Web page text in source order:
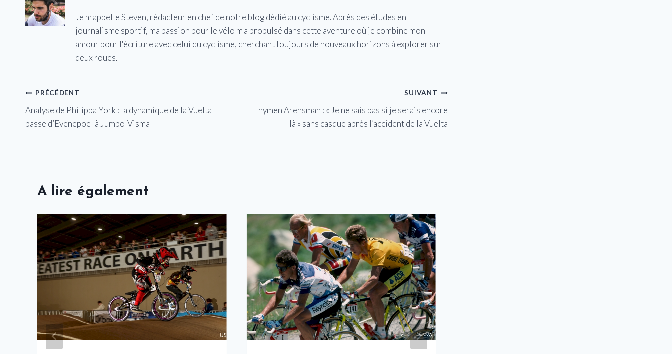
Je m'appelle Steven, rédacteur en chef de notre blog dédié au cyclisme. Après des études en
journalisme sportif, ma passion pour le vélo m'a propulsé dans cette aventure où je combine mon
amour pour l'écriture avec celui du cyclisme, cherchant toujours de nouveaux horizons à explorer sur
deux roues.
Navigation
de
PRÉCÉDENT
Analyse de Philippa York : la dynamique de la Vuelta
passe d’Evenepoel à Jumbo-Visma
SUIVANT
Thymen Arensman : « Je ne sais pas si je serais encore
là » sans casque après l’accident de la Vuelta
A lire également